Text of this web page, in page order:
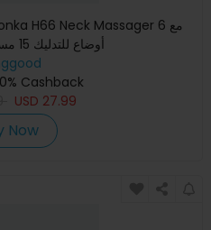
أوضاع للتدليك 15 مستوى لضبط القوة
Cashback
USD 27.99
Now